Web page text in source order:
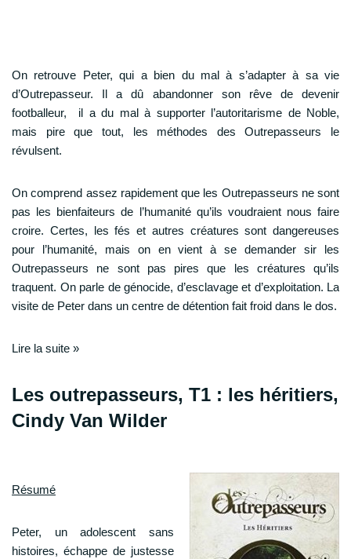
On retrouve Peter, qui a bien du mal à s’adapter à sa vie
d’Outrepasseur. Il a dû abandonner son rêve de devenir
footballeur, il a du mal à supporter l’autoritarisme de Noble,
mais pire que tout, les méthodes des Outrepasseurs le
révulsent.
On comprend assez rapidement que les Outrepasseurs ne sont
pas les bienfaiteurs de l’humanité qu’ils voudraient nous faire
croire. Certes, les fés et autres créatures sont dangereuses
pour l’humanité, mais on en vient à se demander sir les
Outrepasseurs ne sont pas pires que les créatures qu’ils
traquent. On parle de génocide, d’esclavage et d’exploitation. La
visite de Peter dans un centre de détention fait froid dans le dos.
Lire la suite »
Les outrepasseurs, T1 : les héritiers,
Cindy Van Wilder
Résumé
Peter, un adolescent sans
histoires, échappe de justesse